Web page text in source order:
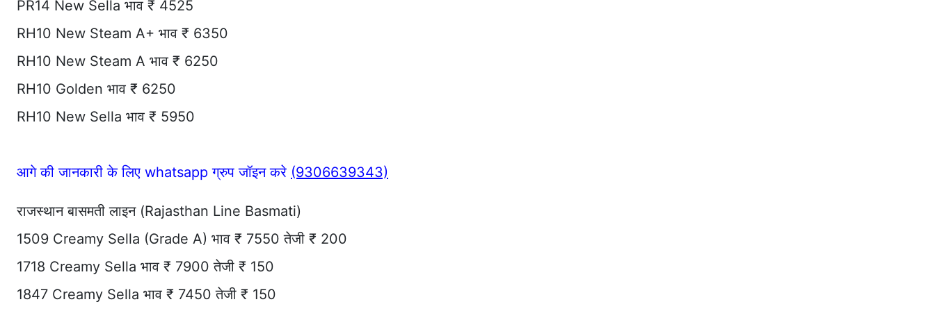
PR14 New Sella भाव ₹ 4525
RH10 New Steam A+ भाव ₹ 6350
RH10 New Steam A भाव ₹ 6250
RH10 Golden भाव ₹ 6250
RH10 New Sella भाव ₹ 5950
आगे की जानकारी के लिए whatsapp ग्रुप जॉइन करे (9306639343)
राजस्थान बासमती लाइन (Rajasthan Line Basmati)
1509 Creamy Sella (Grade A) भाव ₹ 7550 तेजी ₹ 200
1718 Creamy Sella भाव ₹ 7900 तेजी ₹ 150
1847 Creamy Sella भाव ₹ 7450 तेजी ₹ 150